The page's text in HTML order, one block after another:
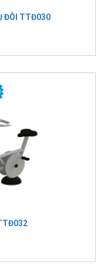
ĐÔI TTĐ030